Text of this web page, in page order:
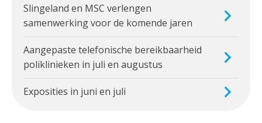
Slingeland en MSC verlengen
samenwerking voor de komende jaren
Aangepaste telefonische bereikbaarheid
poliklinieken in juli en augustus
Exposities in juni en juli